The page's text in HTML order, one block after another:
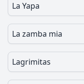
La Yapa
La zamba mia
Lagrimitas